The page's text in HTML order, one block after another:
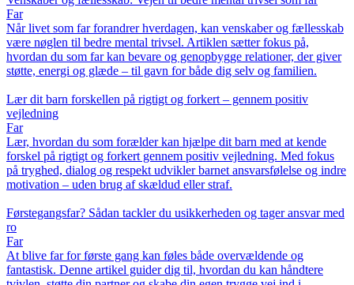
Far
Når livet som far forandrer hverdagen, kan venskaber og fællesskab
være nøglen til bedre mental trivsel. Artiklen sætter fokus på,
hvordan du som far kan bevare og genopbygge relationer, der giver
støtte, energi og glæde – til gavn for både dig selv og familien.
Lær dit barn forskellen på rigtigt og forkert – gennem positiv
vejledning
Far
Lær, hvordan du som forælder kan hjælpe dit barn med at kende
forskel på rigtigt og forkert gennem positiv vejledning. Med fokus
på tryghed, dialog og respekt udvikler barnet ansvarsfølelse og indre
motivation – uden brug af skældud eller straf.
Førstegangsfar? Sådan tackler du usikkerheden og tager ansvar med
ro
Far
At blive far for første gang kan føles både overvældende og
fantastisk. Denne artikel guider dig til, hvordan du kan håndtere